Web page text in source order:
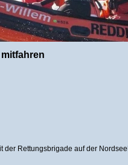
der Rettungsbrigade auf der